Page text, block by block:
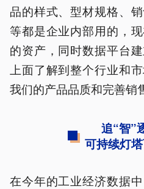
品的样式、型材规格、
等都是企业内部用的，
的资产，同时数据平台
上面了解到整个行业和
我们的产品品质和完善销
追“智”
可持续灯
在今年的工业经济数据